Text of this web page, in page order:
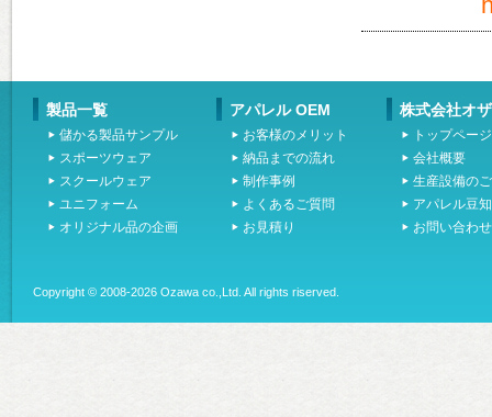
製品一覧
儲かる製品サンプル
スポーツウェア
スクールウェア
ユニフォーム
オリジナル品の企画
アパレル OEM
お客様のメリット
納品までの流れ
制作事例
よくあるご質問
お見積り
株式会社オ
トップページ
会社概要
生産設備の
アパレル豆
お問い合わせ
Copyright © 2008-2026 Ozawa co.,Ltd. All rights riserved.